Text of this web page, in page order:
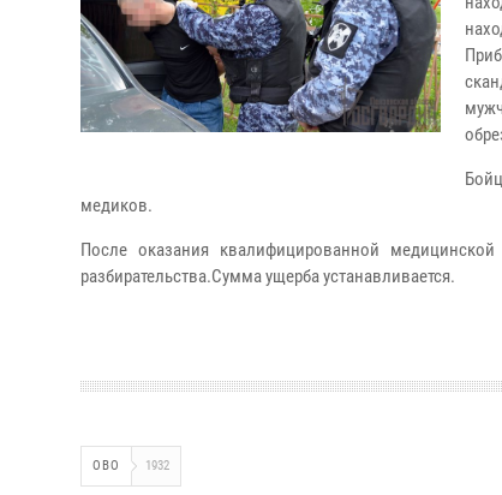
медиков.
После оказания квалифицированной
разбирательства.Сумма ущерба устанавливается.
ОВО 1932